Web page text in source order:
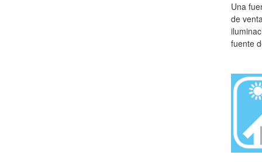
Una
de
fuente